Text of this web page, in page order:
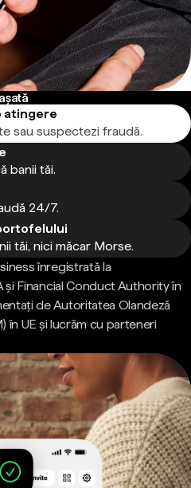
atingere
sau suspectezi fraudă.
banii tăi.
24/7.
tăi, nici măcar Morse.
înregistrată la
și Financial Conduct Authority în
de Autoritatea Olandeză
în UE și lucrăm cu parteneri